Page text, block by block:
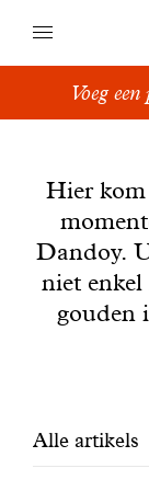
Voeg
Hier kom
Dandoy.
niet enkel
gouden
Filtrer
Alle artikels